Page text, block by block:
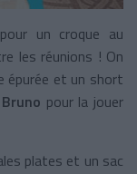
un croque au
les réunions ! On
épurée et un short
pour la jouer
plates et un sac